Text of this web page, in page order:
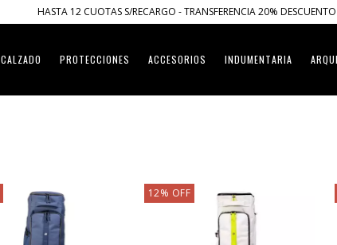
HASTA 12 CUOTAS S/RECARGO - TRANSFERENCIA 20%
CALZADO PROTECCIONES ACCESORIOS INDUMENTARIA
12% OFF